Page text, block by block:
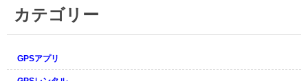
カテゴリー
GPSアプリ